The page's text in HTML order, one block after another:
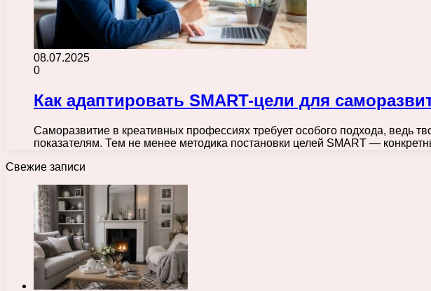
08.07.2025
0
Как адаптировать SMART-цели для
Саморазвитие в креативных профессиях требует особого подхода, ведь
показателям. Тем не менее методика постановки целей SMART —
Свежие записи